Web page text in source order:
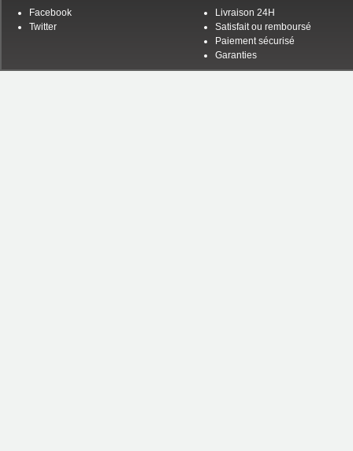
Facebook
Twitter
Livraison 24H
Satisfait ou remboursé
Paiement sécurisé
Garanties